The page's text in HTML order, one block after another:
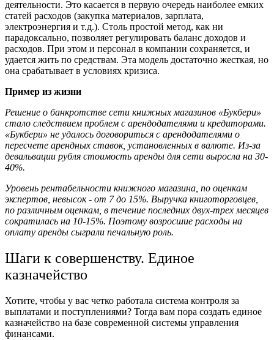
деятельности. Это касается в первую очередь наиболее емких
статей расходов (закупка материалов, зарплата,
электроэнергия и т.д.). Столь простой метод, как ни
парадоксально, позволяет регулировать баланс доходов и
расходов. При этом и персонал в компании сохраняется, и
удается жить по средствам. Эта модель достаточно жесткая, но
она срабатывает в условиях кризиса.
Пример из жизни
Решение о банкротстве сети книжных магазинов «Букбери»
стало следствием проблем с арендодателями и кредиторами.
«Букбери» не удалось договориться с арендодателями о
пересчете арендных ставок, установленных в валюте. Из-за
девальвации рубля стоимость аренды для сети выросла на 30-
40%.
Уровень рентабельности книжного магазина, по оценкам
экспертов, невысок - от 7 до 15%. Выручка книготорговцев,
по различным оценкам, в течение последних двух-трех месяцев
сократилась на 10-15%. Поэтому возросшие расходы на
оплату аренды сыграли печальную роль.
Шаги к совершенству. Единое
казначейство
Хотите, чтобы у вас четко работала система контроля за
выплатами и поступлениями? Тогда вам пора создать единое
казначейство на базе современной системы управления
финансами.